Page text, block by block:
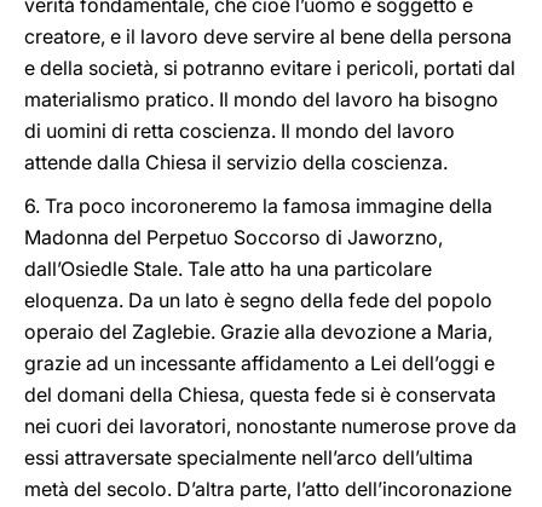
verità fondamentale, che cioè l’uomo è soggetto e
creatore, e il lavoro deve servire al bene della persona
e della società, si potranno evitare i pericoli, portati dal
materialismo pratico. Il mondo del lavoro ha bisogno
di uomini di retta coscienza. Il mondo del lavoro
attende dalla Chiesa il servizio della coscienza.
6. Tra poco incoroneremo la famosa immagine della
Madonna del Perpetuo Soccorso di Jaworzno,
dall’Osiedle Stale. Tale atto ha una particolare
eloquenza. Da un lato è segno della fede del popolo
operaio del Zaglebie. Grazie alla devozione a Maria,
grazie ad un incessante affidamento a Lei dell’oggi e
del domani della Chiesa, questa fede si è conservata
nei cuori dei lavoratori, nonostante numerose prove da
essi attraversate specialmente nell’arco dell’ultima
metà del secolo. D’altra parte, l’atto dell’incoronazione